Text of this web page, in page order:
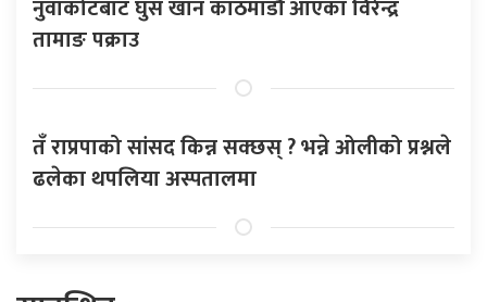
नुवाकोटबाट घुस खान काठमाडौँ आएका विरेन्द्र
तामाङ पक्राउ
तँ राप्रपाको सांसद किन्न सक्छस् ? भन्ने ओलीको प्रश्नले
ढलेका थपलिया अस्पतालमा